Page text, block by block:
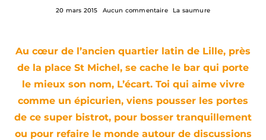
20 mars 2015 Aucun commentaire La saumure
Au cœur de l’ancien quartier latin de Lille, près
de la place St Michel, se cache le bar qui porte
le mieux son nom, L’écart. Toi qui aime vivre
comme un épicurien, viens pousser les portes
de ce super bistrot, pour bosser tranquillement
ou pour refaire le monde autour de discussions